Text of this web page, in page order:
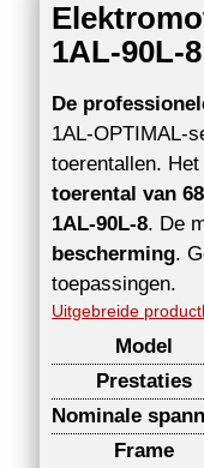
1AL-90L-8
De
1AL-OPTIMAL-
toerentallen.
toerental van
1AL-90L-8. De
bescherming.
toepassingen.
Uitgebreide
Model
Prestaties
Nominale
Frame